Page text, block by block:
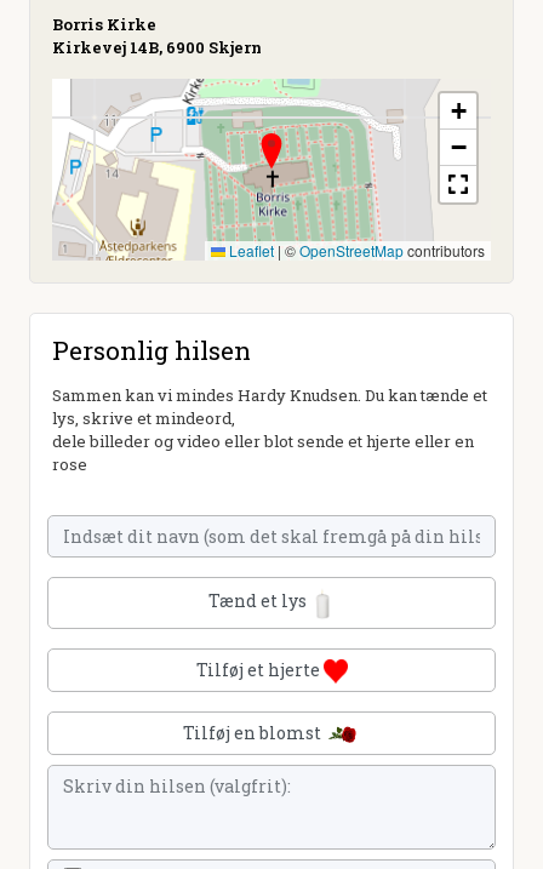
Borris Kirke
Kirkevej 14B, 6900 Skjern
+
−
Leaflet | ©OpenStreetMapcontributors
Personlig hilsen
Sammen kan vi mindes Hardy Knudsen. Du kan tænde et
lys, skrive et mindeord,
dele billeder og video eller blot sende et hjerte eller en
rose
Tænd et lys
Tilføj et hjerte
Tilføj en blomst